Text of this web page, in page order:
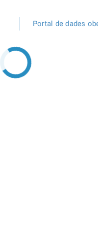
Portal de dades